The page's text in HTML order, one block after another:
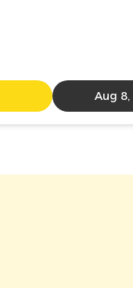
Aug